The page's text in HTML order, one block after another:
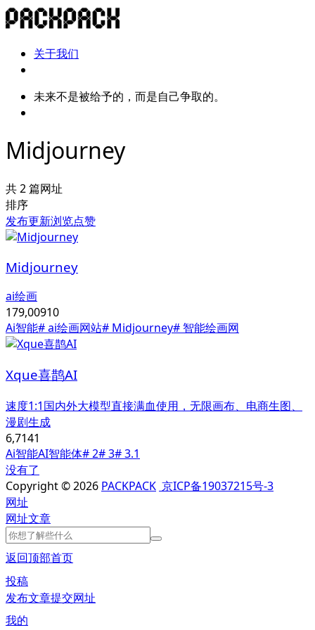
关于我们
未来不是被给予的，而是自己争取的。
Midjourney
共 2 篇网址
排序
发布更新浏览点赞
Midjourney
ai绘画
179,00910
Ai智能# ai绘画网站# Midjourney# 智能绘画网
Xque喜鹊AI
速度1:1国内外大模型直接满血使用，无限画布、电商生图、
漫剧生成
6,7141
Ai智能AI智能体# 2# 3# 3.1
没有了
Copyright © 2026 PACKPACK 京ICP备19037215号-3
网址
网址文章
返回顶部首页
投稿
发布文章提交网址
我的